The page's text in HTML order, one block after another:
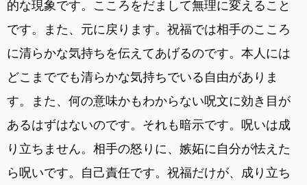
的な現象です。こころをだまして無理に変えること
です。また、元に戻ります。祝福では相手のこころ
に清らかな気持ちを伝えてあげるのです。本人には
どこまででも清らかな気持ちでいる自由がありま
す。また、何の意味かもわからない呪文に効き目が
あるはずはないのです。それも暗示です。呪いは成
り立ちません。相手の怒りに、嫉妬に自分が怯えた
ら呪いです。自己責任です。祝福だけが、成り立ち